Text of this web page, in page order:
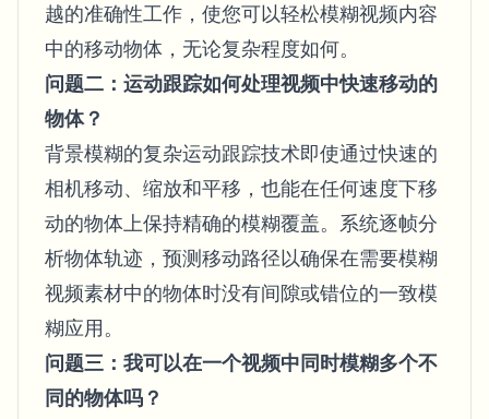
越的准确性工作，使您可以轻松模糊视频内容
中的移动物体，无论复杂程度如何。
问题二：运动跟踪如何处理视频中快速移动的
物体？
背景模糊的复杂运动跟踪技术即使通过快速的
相机移动、缩放和平移，也能在任何速度下移
动的物体上保持精确的模糊覆盖。系统逐帧分
析物体轨迹，预测移动路径以确保在需要模糊
视频素材中的物体时没有间隙或错位的一致模
糊应用。
问题三：我可以在一个视频中同时模糊多个不
同的物体吗？